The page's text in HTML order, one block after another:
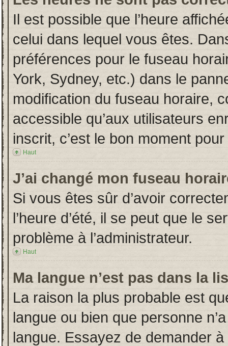
Il est possible que l’heure
celui dans lequel vous êtes.
préférences pour le fuseau
York, Sydney, etc.) dans le
modification du fuseau horaire,
accessible qu’aux utilisateurs
inscrit, c’est le bon moment
Haut
J’ai changé mon fuseau
Si vous êtes sûr d’avoir
l’heure d’été, il se peut que le
problème à l’administrateur.
Haut
Ma langue n’est pas dans la
La raison la plus probable est
langue ou bien que personne
langue. Essayez de demander à